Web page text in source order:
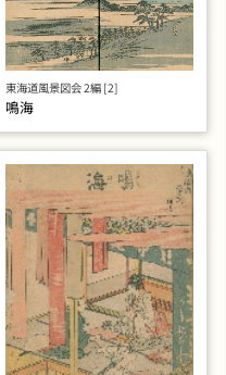
東海道風景図会 2編 [2]
鳴海